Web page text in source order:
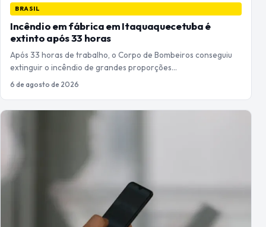
BRASIL
Incêndio em fábrica em Itaquaquecetuba é
extinto após 33 horas
Após 33 horas de trabalho, o Corpo de Bombeiros conseguiu
extinguir o incêndio de grandes proporções…
6 de agosto de 2026